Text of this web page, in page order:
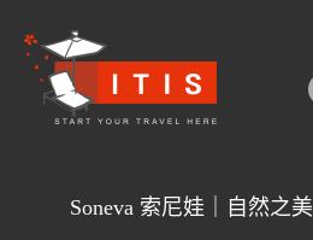
Soneva 索尼娃｜自然之美